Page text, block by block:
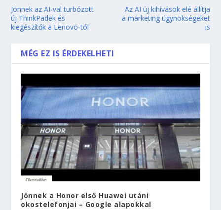
Jönnek az AI-val turbózott
új ThinkPadek és
kiegészítők a Lenovo-tól
Az AI új kihívások elé állítja
a marketing ügynökségeket
is
MÉG EZ IS ÉRDEKELHETI
Jönnek a Honor első Huawei utáni
okostelefonjai – Google alapokkal